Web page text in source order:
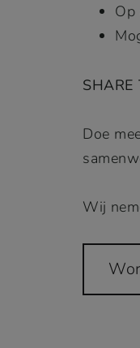
Op
SHARE
Doe
Wij